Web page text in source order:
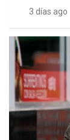
3 días ago